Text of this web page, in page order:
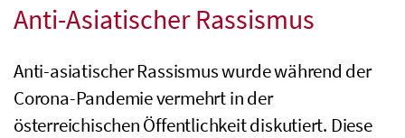
Anti-Asiatischer Rassismus
Anti-asiatischer Rassismus wurde während der
Corona-Pandemie vermehrt in der
österreichischen Öffentlichkeit diskutiert. Diese